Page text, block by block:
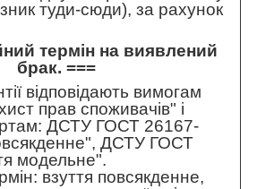
туди-сюди), за рахунок
термін на виявлений
брак. ===
відповідають вимогам
прав споживачів" і
ДСТУ ГОСТ 26167-
ДСТУ ГОСТ
модельне".
взуття повсякденне,